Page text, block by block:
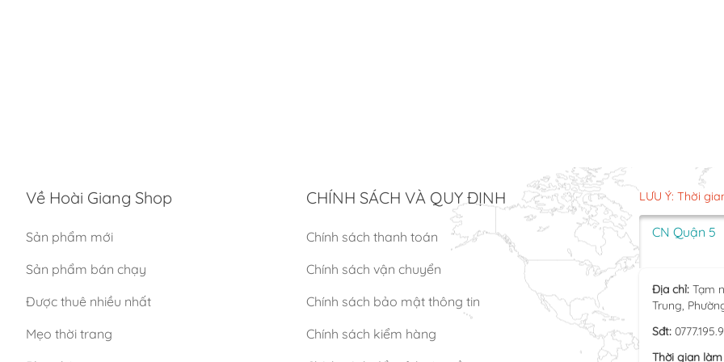
Về Hoài Giang Shop
Sản phẩm mới
Sản phẩm bán chạy
Được thuê nhiều nhất
Mẹo thời trang
CHÍNH SÁCH VÀ QUY ĐỊNH
Chính sách thanh toán
Chính sách vận chuyển
Chính sách bảo mật thông tin
Chính sách kiểm hàng
LƯU Ý: Thời
CN Quận 5
Địa chỉ: Tạm
Trung,
Sđt:
Thời gian